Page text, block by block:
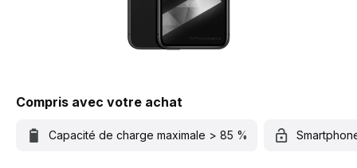
Compris avec votre achat
Capacité de charge maximale > 85 %